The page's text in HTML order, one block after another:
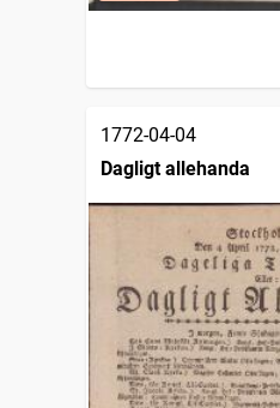
1772-04-04
Dagligt allehanda